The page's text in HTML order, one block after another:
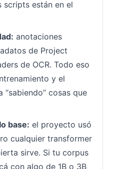
scripts están en el
anotaciones
de Project
de OCR. Todo eso
y el
“sabiendo” cosas que
base: el proyecto usó
cualquier transformer
sirve. Si tu corpus
con algo de 1B o 3B